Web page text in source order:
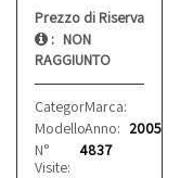
Prezzo di Riserva
: NON
RAGGIUNTO
Categoria: Altro
Marca:
Modello: Roctre W
Anno: 2005
N°
Visite:
4837